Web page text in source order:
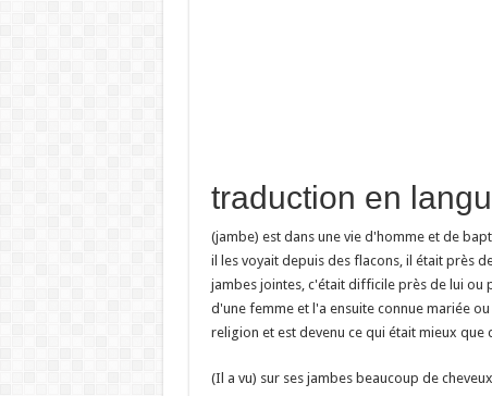
(jambe) est dans une vie d'homme et de
il les voyait depuis des flacons, il était près
jambes jointes, c'était difficile près de lui ou
d'une femme et l'a ensuite connue mariée
religion et est devenu ce qui était mieux
(Il a vu) sur ses jambes beaucoup de